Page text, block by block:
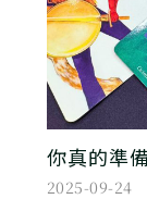
你真的準
2025-09-24